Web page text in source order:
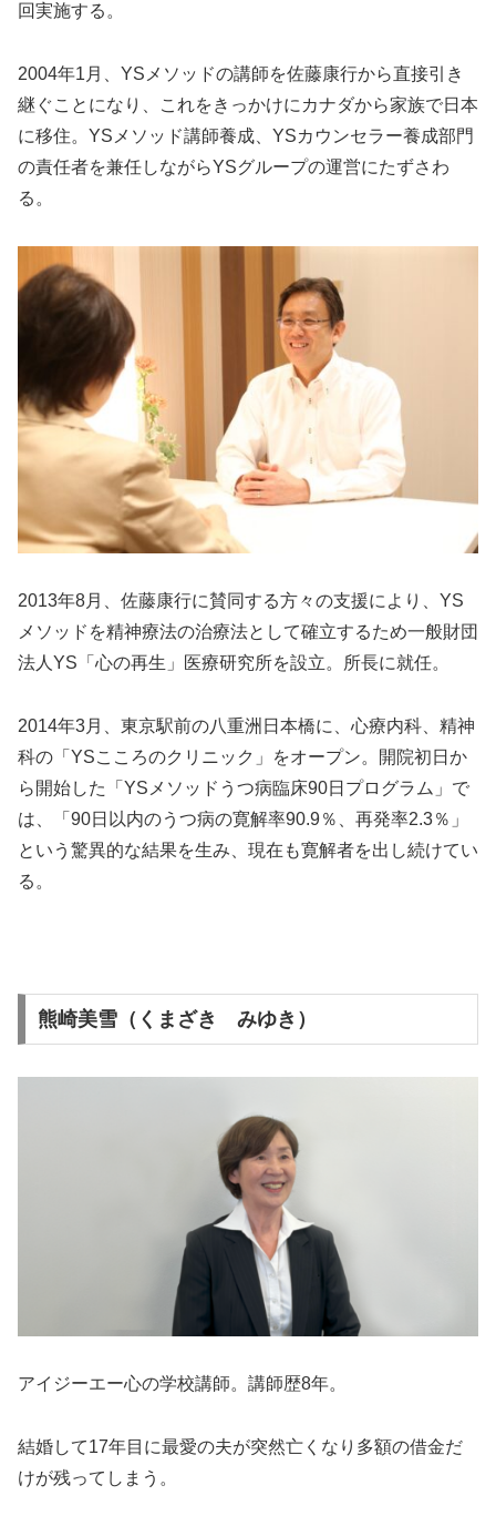
回実施する。
2004年1月、YSメソッドの講師を佐藤康行から直接引き
継ぐことになり、これをきっかけにカナダから家族で日本
に移住。YSメソッド講師養成、YSカウンセラー養成部門
の責任者を兼任しながらYSグループの運営にたずさわ
る。
2013年8月、佐藤康行に賛同する方々の支援により、YS
メソッドを精神療法の治療法として確立するため一般財団
法人YS「心の再生」医療研究所を設立。所長に就任。
2014年3月、東京駅前の八重洲日本橋に、心療内科、精神
科の「YSこころのクリニック」をオープン。開院初日か
ら開始した「YSメソッドうつ病臨床90日プログラム」で
は、「90日以内のうつ病の寛解率90.9％、再発率2.3％」
という驚異的な結果を生み、現在も寛解者を出し続けてい
る。
熊崎美雪（くまざき みゆき）
アイジーエー心の学校講師。講師歴8年。
結婚して17年目に最愛の夫が突然亡くなり多額の借金だ
けが残ってしまう。